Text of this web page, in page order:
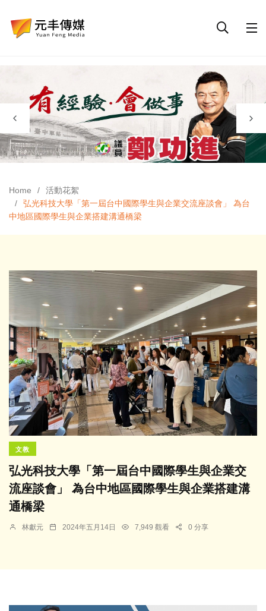
Home
活動花絮
弘光科技大學「第一屆台中國際學生與企業交流座談會」 為台
中地區國際學生與企業搭建溝通橋梁
文教
弘光科技大學「第一屆台中國際學生與企業交
流座談會」 為台中地區國際學生與企業搭建溝
通橋梁
林獻元 2024年五月14日 7,949 觀看 0 分享